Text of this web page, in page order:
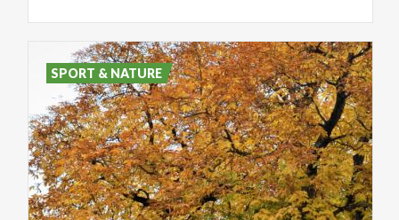
SPORT & NATURE